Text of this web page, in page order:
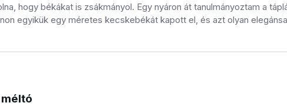
hogy békákat is zsákmányol. Egy nyáron át tanulmányoztam a
egyikük egy méretes kecskebékát kapott el, és azt olyan